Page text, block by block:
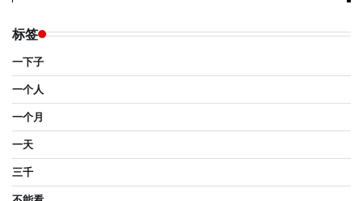
标签
一下子
一个人
一个月
一天
三千